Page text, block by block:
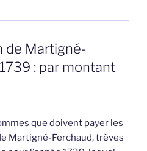
de Martigné-
: par montant
que doivent payer les
Martigné-Ferchaud, trèves